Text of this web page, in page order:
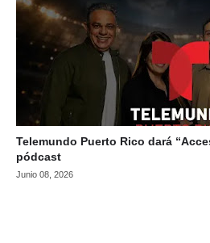
Telemundo Puerto Rico dará
pódcast
Junio 08, 2026